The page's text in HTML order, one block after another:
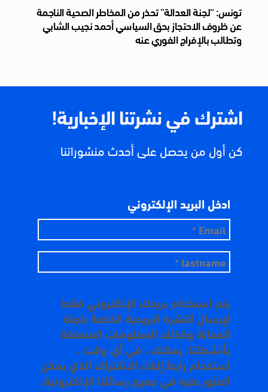
تونس: “لجنة العدالة” تحذر من المخاطر الصحية الناجمة
عن ظروف الاحتجاز بحق السياسي أحمد نجيب الشابي
وتطالب بالإفراج الفوري عنه
اشترك في نشرتنا الإخبارية!
كن أول من يحصل على أحدث منشوراتنا
ادخل البريد الإلكتروني
يتم استخدام بريدك الإلكتروني فقط
لإرسال النشرة البريدية الخاصة بلجنة
العدالة وكذلك المعلومات المتعلقة
بأنشطتنا. يمكنك ، في أي وقت ،
استخدام رابط إلغاء الاشتراك الذي يمكن
العثور عليه في جميع رسائلنا الإلكترونية.